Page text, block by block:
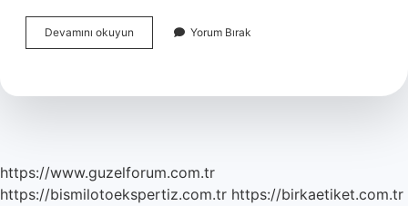
Devamını okuyun Alzheimer
Hastalığı
Olur
Yorum Bırak
https://www.guzelforum.com.tr
https://bismilotoekspertiz.com.tr https://birkaetiket.com.tr